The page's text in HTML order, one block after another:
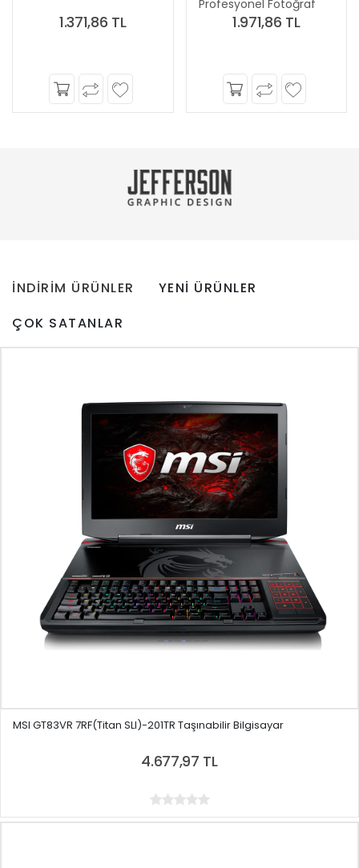
1.371,86 TL
Profesyonel Fotoğraf
Makinesi1.971,86 TL
İNDİRİM ÜRÜNLER
YENİ ÜRÜNLER
ÇOK SATANLAR
MSI GT83VR 7RF(Titan SLI)-201TR Taşınabilir Bilgisayar
4.677,97 TL